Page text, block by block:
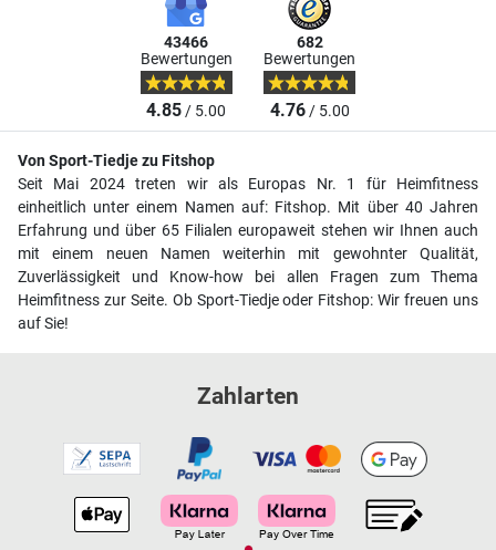
43466
Bewertungen
4.85/ 5.00
682
Bewertungen
4.76/ 5.00
Von Sport-Tiedje zu Fitshop
Seit Mai 2024 treten wir als Europas Nr. 1 für Heimfitness
einheitlich unter einem Namen auf: Fitshop. Mit über 40 Jahren
Erfahrung und über 65 Filialen europaweit stehen wir Ihnen auch
mit einem neuen Namen weiterhin mit gewohnter Qualität,
Zuverlässigkeit und Know-how bei allen Fragen zum Thema
Heimfitness zur Seite. Ob Sport-Tiedje oder Fitshop: Wir freuen uns
auf Sie!
Zahlarten